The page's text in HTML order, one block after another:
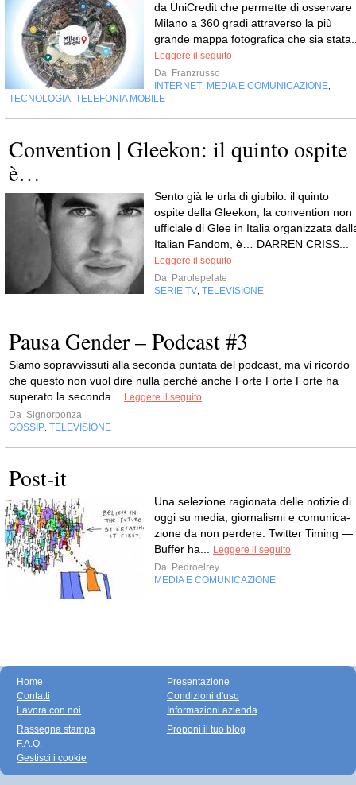
da UniCredit che permette di osservare
Milano a 360 gradi attraverso la più
grande mappa fotografica che sia
Leggere il seguito
Da Franzrusso
INTERNET, MEDIA E COMUNICAZIONE,
TECNOLOGIA, TELEFONIA MOBILE
Convention | Gleekon: il quinto ospite
è…
Sento già le urla di giubilo: il quinto
ospite della Gleekon, la convention non
ufficiale di Glee in Italia organizzata
Italian Fandom, è… DARREN CRISS...
Leggere il seguito
Da Parolepelate
SERIE TV, TELEVISIONE
Pausa Gender – Podcast #3
Siamo sopravvissuti alla seconda puntata del podcast, ma vi ricordo
che questo non vuol dire nulla perché anche Forte Forte Forte ha
superato la seconda... Leggere il seguito
Da Signorponza
GOSSIP, TELEVISIONE
Post-it
Una sele­zione ragio­nata delle noti­zie di
oggi su media, gior­na­li­smi e comu­ni­ca­
zione da non perdere. Twit­ter Timing —
Buf­fer ha... Leggere il seguito
Da Pedroelrey
MEDIA E COMUNICAZIONE
Home
Contatti
Lavora con noi
Presentazione
Condizioni d'uso
Informazioni azienda
Rassegna stampa
F.A.Q.
Gestisci i cookie
Proponi il tuo blog